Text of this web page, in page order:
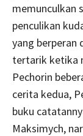
memunculkan
penculikan
yang berperan
tertarik ketika
Pechorin
cerita kedua,
buku
Maksimych,